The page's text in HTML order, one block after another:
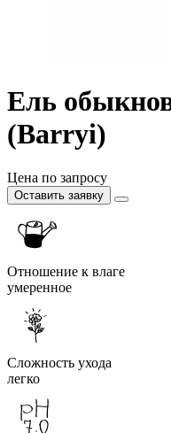
Ель
(Barryi)
Цена по запросу
Оставить заявку
Отношение к влаге
умеренное
Сложность ухода
легко